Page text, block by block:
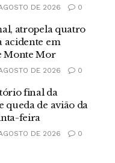
DE 2026 0
atropela quatro
acidente em
Monte Mor
DE 2026 0
final da
queda de avião da
feira
DE 2026 0